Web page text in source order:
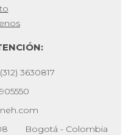
3630817
308 Bogotá - Colombia